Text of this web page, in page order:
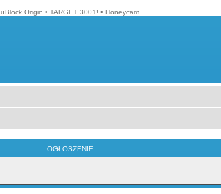
uBlock Origin • TARGET 3001! • Honeycam
OGŁOSZENIE: